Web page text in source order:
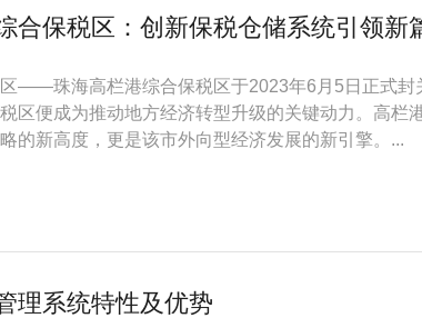
合保税区：创新保税仓储系统引领新
——珠海高栏港综合保税区于2023年6月5日正式封
区便成为推动地方经济转型升级的关键动力。高栏
的新高度，更是该市外向型经济发展的新引擎。...
理系统特性及优势